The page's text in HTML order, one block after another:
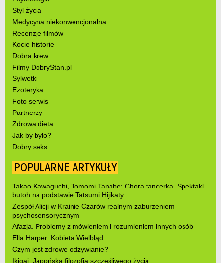
Styl życia
Medycyna niekonwencjonalna
Recenzje filmów
Kocie historie
Dobra krew
Filmy DobryStan.pl
Sylwetki
Ezoteryka
Foto serwis
Partnerzy
Zdrowa dieta
Jak by było?
Dobry seks
POPULARNE ARTYKUŁY
Takao Kawaguchi, Tomomi Tanabe: Chora tancerka. Spektakl
butoh na podstawie Tatsumi Hijikaty
Zespół Alicji w Krainie Czarów realnym zaburzeniem
psychosensorycznym
Afazja. Problemy z mówieniem i rozumieniem innych osób
Ella Harper. Kobieta Wielbłąd
Czym jest zdrowe odżywianie?
Ikigai. Japońska filozofia szczęśliwego życia